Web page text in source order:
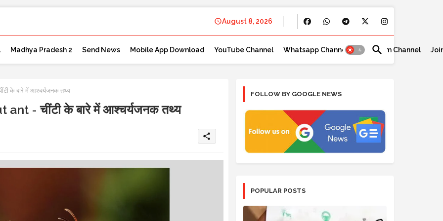
August 8, 2026
Madhya Pradesh 2 Send News Mobile App Download YouTube Channel Whatsapp Channel Telegram Channel
के बारे में आश्चर्यजनक तथ्य
- चींटी के बारे में आश्चर्यजनक तथ्य
share
FOLLOW BY GOOGLE NEWS
POPULAR POSTS